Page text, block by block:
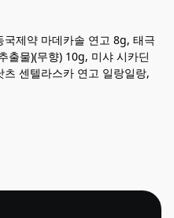
제약 마데카솔 연고 8g, 태극
출물)(무향) 10g, 미샤 시카딘
센텔라스카 연고 일랑일랑,